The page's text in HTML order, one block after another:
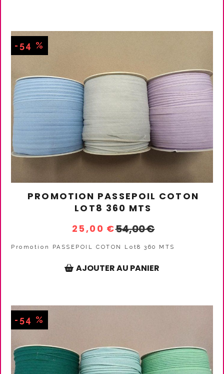
-54 %
PROMOTION PASSEPOIL COTON
LOT8 360 MTS
25,00 €54,00€
Promotion PASSEPOIL COTON Lot8 360 MTS
AJOUTER AU PANIER
-54 %